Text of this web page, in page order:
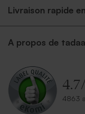
Livraison rapide
A propos de
4.7/
4863